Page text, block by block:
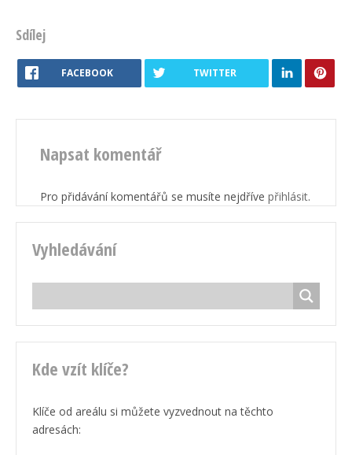
Sdílej
FACEBOOK TWITTER
Napsat komentář
Pro přidávání komentářů se musíte nejdříve přihlásit.
Vyhledávání
Kde vzít klíče?
Klíče od areálu si můžete vyzvednout na těchto
adresách: